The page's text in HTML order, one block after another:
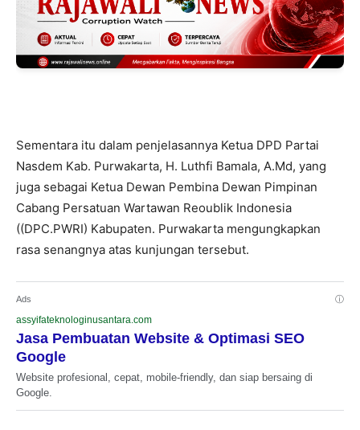
Sementara itu dalam penjelasannya Ketua DPD Partai
Nasdem Kab. Purwakarta, H. Luthfi Bamala, A.Md, yang
juga sebagai Ketua Dewan Pembina Dewan Pimpinan
Cabang Persatuan Wartawan Reoublik Indonesia
((DPC.PWRI) Kabupaten. Purwakarta mengungkapkan
rasa senangnya atas kunjungan tersebut.
Ads ⓘ
assyifateknologinusantara.com
Jasa Pembuatan Website & Optimasi SEO
Google
Website profesional, cepat, mobile-friendly, dan siap bersaing di
Google.